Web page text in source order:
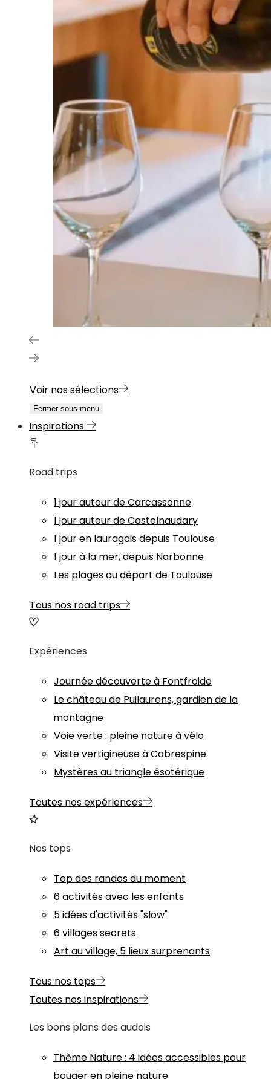
Voir nos sélections
Fermer sous-menu
Inspirations
Road trips
1 jour autour de Carcassonne
1 jour autour de Castelnaudary
1 jour en lauragais depuis Toulouse
1 jour à la mer, depuis Narbonne
Les plages au départ de Toulouse
Tous nos road trips
Expériences
Journée découverte à Fontfroide
Le château de Puilaurens, gardien de la
montagne
Voie verte : pleine nature à vélo
Visite vertigineuse à Cabrespine
Mystères au triangle ésotérique
Toutes nos expériences
Nos tops
Top des randos du moment
6 activités avec les enfants
5 idées d'activités "slow"
6 villages secrets
Art au village, 5 lieux surprenants
Tous nos tops
Toutes nos inspirations
Les bons plans des audois
Thème Nature: 4 idées accessibles pour
bouger en pleine nature